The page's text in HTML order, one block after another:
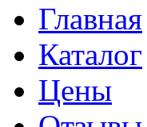
Главная
Каталог
Цены